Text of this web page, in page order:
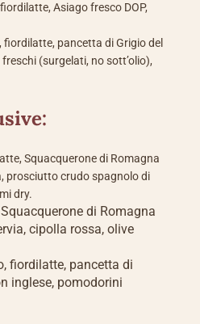
Asiago fresco DOP,
fiordilatte, pancetta di Grigio del
(surgelati, no sott’olio),
Squacquerone di Romagna
prosciutto crudo spagnolo di
dry.
di Romagna
cipolla rossa, olive
fiordilatte, pancetta di
inglese, pomodorini